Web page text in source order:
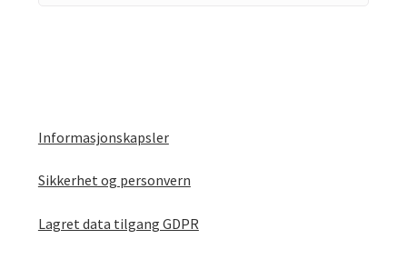
Informasjonskapsler
Sikkerhet og personvern
Lagret data tilgang GDPR